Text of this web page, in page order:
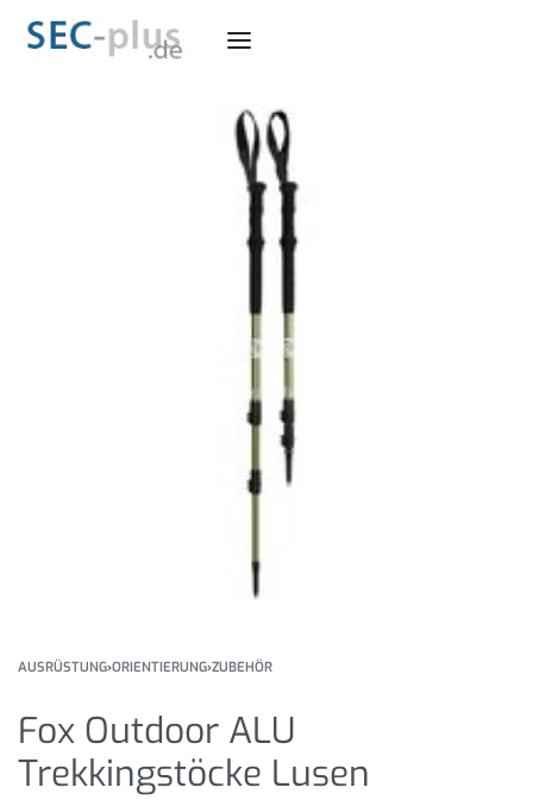
AUSRÜSTUNG›ORIENTIERUNG›ZUBEHÖR
Fox Outdoor ALU
Trekkingstöcke Lusen